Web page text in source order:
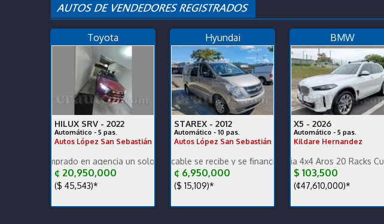
Toyota
HILUX SRV - 2022
Automático - 5 pas.
Autos López San Sebastián
en agencia un solo dueño récord y mantenimiento Se recibe o se financia
¢ 20,950,000
($ 45,543)*
Hyundai
STAREX - 2012
Automático - 10 pas.
Autos López San Sebastián
Grand Starex impecable se recibe y se financia mantenimiento preventivo hecho
¢ 6,950,000
($ 15,109)*
BMW
X5 - 2026
Automático - 5 pas.
Kildare Hernandez
Garantía de Agencia 4x4 Aros 20 Racks Cuero
$ 103,500
(¢47,610,000)*
Precio oportunidad